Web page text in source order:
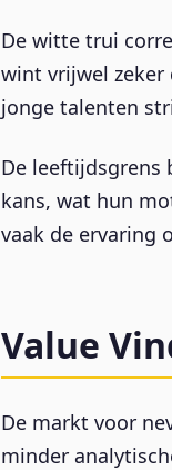
De witte trui
wint vrijwel
jonge talenten
De leeftijdsgrens
kans, wat hun
vaak de ervaring
Value
De markt voor
minder